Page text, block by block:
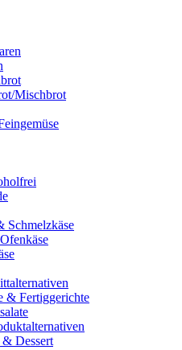
Mischbrot
Schmelzkäse
& Fertiggerichte
Dessert